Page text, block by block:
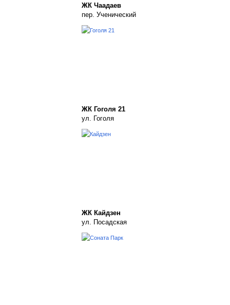
ЖК Чаадаев
пер. Ученический
ЖК Гоголя 21
ул. Гоголя
ЖК Кайдзен
ул. Посадская